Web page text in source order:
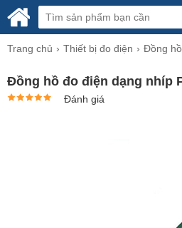
Trang chủ Thiết bị đo điện Đồng
Đồng hồ đo điện dạng nhíp
Đánh giá